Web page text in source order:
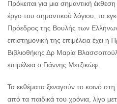
Πρόκειται για μια σημαντική
έργο του σημαντικού λόγιου, τα
Πρόεδρος της Βουλής των
επιστημονική της επιμέλεια έχει η
Βιβλιοθήκης Δρ Μαρία
επιμέλεια ο Γιάννης Μετζικώφ.
Τα εκθέματα ξεναγούν το κοινό
από τα παιδικά του χρόνια, λίγο